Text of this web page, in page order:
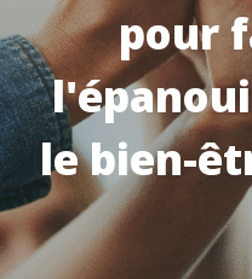
pour
le bien-